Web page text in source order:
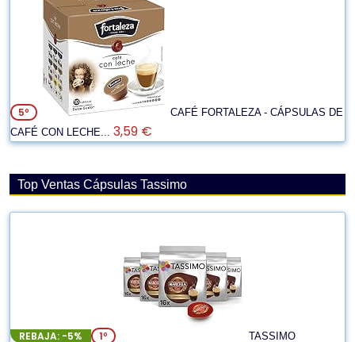
5º
CAFÉ FORTALEZA - CÁPSULAS DE
CAFÉ CON LECHE...
3,59 €
Top Ventas Cápsulas Tassimo
REBAJA: -5% 1º TASSIMO